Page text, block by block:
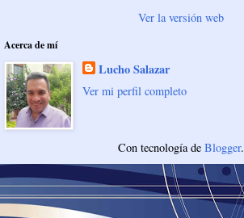
Ver la versión web
Acerca de mí
Lucho Salazar
Ver mi perfil completo
Con tecnología de Blogger.